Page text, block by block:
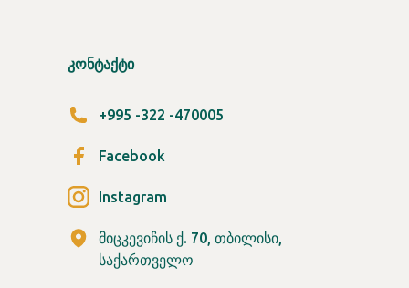
ᲙᲝᲜᲢᲐᲥᲢᲘ
+995 -322 -470005
მიცკევიჩის ქ. 70, თბილისი,
საქართველო
Facebook
Instagram